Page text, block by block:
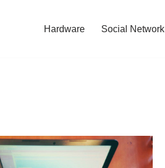
Hardware Social Network